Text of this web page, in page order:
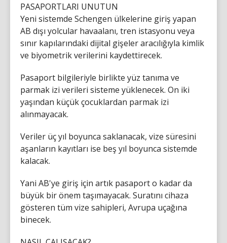
PASAPORTLARI UNUTUN
Yeni sistemde Schengen ülkelerine giriş yapan
AB dışı yolcular havaalanı, tren istasyonu veya
sınır kapılarındaki dijital gişeler aracılığıyla kimlik
ve biyometrik verilerini kaydettirecek.
Pasaport bilgileriyle birlikte yüz tanıma ve
parmak izi verileri sisteme yüklenecek. On iki
yaşından küçük çocuklardan parmak izi
alınmayacak.
Veriler üç yıl boyunca saklanacak, vize süresini
aşanların kayıtları ise beş yıl boyunca sistemde
kalacak.
Yani AB'ye giriş için artık pasaport o kadar da
büyük bir önem taşımayacak. Suratını cihaza
gösteren tüm vize sahipleri, Avrupa uçağına
binecek.